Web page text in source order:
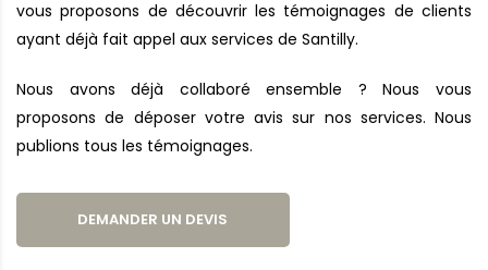
vous proposons de découvrir les témoignages de clients
ayant déjà fait appel aux services de Santilly.
Nous avons déjà collaboré ensemble ? Nous vous
proposons de déposer votre avis sur nos services. Nous
publions tous les témoignages.
DEMANDER UN DEVIS